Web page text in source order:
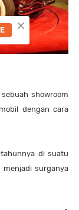
showroom
dengan cara
di suatu
menjadi surganya
×